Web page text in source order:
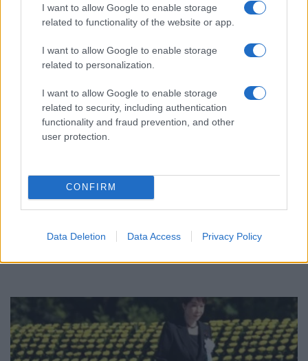
I want to allow Google to enable storage
related to functionality of the website or app.
I want to allow Google to enable storage
related to personalization.
I want to allow Google to enable storage
related to security, including authentication
functionality and fraud prevention, and other
user protection.
CONFIRM
Data Deletion Data Access Privacy Policy
Γερμανία: Το ουκρανικό αεροσκάφος κοντά στο
οποίο βρέθηκε drone με εκρηκτικά μετέφερε
πυρομαχικά, σύμφωνα με την έγκυρη «SZ»